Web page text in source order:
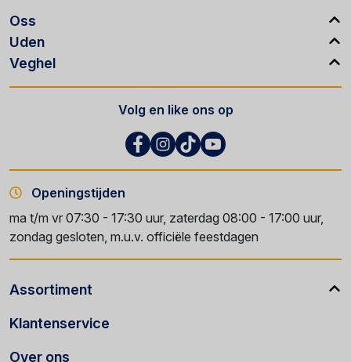
Oss
Uden
Veghel
Volg en like ons op
Openingstijden
ma t/m vr 07:30 - 17:30 uur, zaterdag 08:00 - 17:00 uur,
zondag gesloten, m.u.v. officiële feestdagen
Assortiment
Klantenservice
Over ons